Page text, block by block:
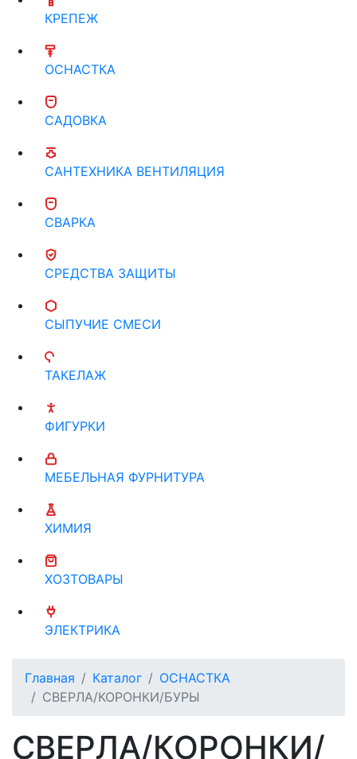
КРЕПЕЖ
ОСНАСТКА
САДОВКА
САНТЕХНИКА ВЕНТИЛЯЦИЯ
СВАРКА
СРЕДСТВА ЗАЩИТЫ
СЫПУЧИЕ СМЕСИ
ТАКЕЛАЖ
ФИГУРКИ
МЕБЕЛЬНАЯ ФУРНИТУРА
ХИМИЯ
ХОЗТОВАРЫ
ЭЛЕКТРИКА
Главная Каталог
ОСНАСТКА
СВЕРЛА/КОРОНКИ/БУРЫ
СВЕРЛА/КОРОНКИ/